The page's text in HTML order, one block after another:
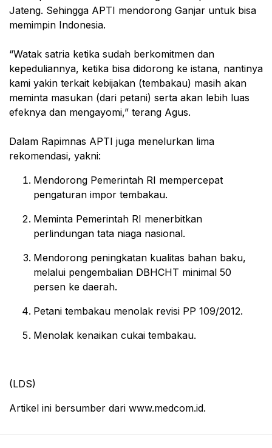
Jateng. Sehingga APTI mendorong Ganjar untuk bisa
memimpin Indonesia.
“Watak satria ketika sudah berkomitmen dan
kepeduliannya, ketika bisa didorong ke istana, nantinya
kami yakin terkait kebijakan (tembakau) masih akan
meminta masukan (dari petani) serta akan lebih luas
efeknya dan mengayomi,” terang Agus.
Dalam Rapimnas APTI juga menelurkan lima
rekomendasi, yakni:
Mendorong Pemerintah RI mempercepat
pengaturan impor tembakau.
Meminta Pemerintah RI menerbitkan
perlindungan tata niaga nasional.
Mendorong peningkatan kualitas bahan baku,
melalui pengembalian DBHCHT minimal 50
persen ke daerah.
Petani tembakau menolak revisi PP 109/2012.
Menolak kenaikan cukai tembakau.
(LDS)
Artikel ini bersumber dari www.medcom.id.